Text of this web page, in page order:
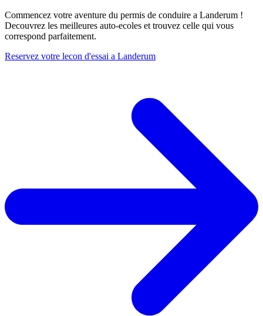
Commencez votre aventure du permis de conduire a Landerum !
Decouvrez les meilleures auto-ecoles et trouvez celle qui vous
correspond parfaitement.
Reservez votre lecon d'essai a Landerum